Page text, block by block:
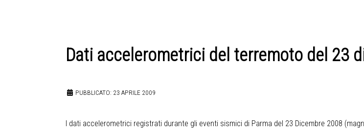
Dati accelerometrici del terremoto del 23
PUBBLICATO: 23 APRILE 2009
I dati accelerometrici registrati durante gli eventi sismici di Parma del 23 Dicembre 2008